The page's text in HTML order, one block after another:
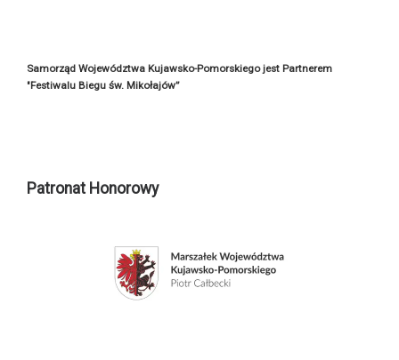
Samorząd Województwa Kujawsko-Pomorskiego jest Partnerem
"Festiwalu Biegu św. Mikołajów”
Patronat Honorowy